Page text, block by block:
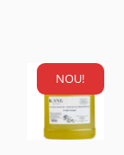
NOU!